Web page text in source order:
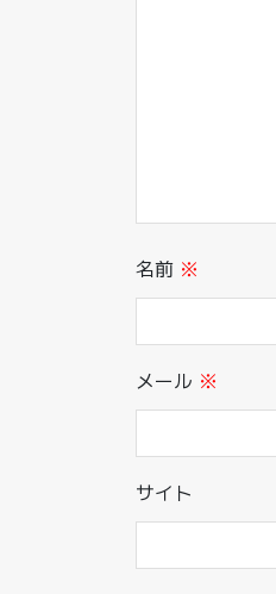
名前 ※
メール ※
サイト